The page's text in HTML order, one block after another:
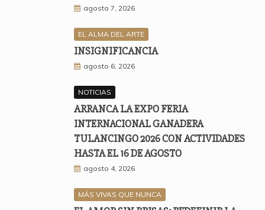
agosto 7, 2026
EL ALMA DEL ARTE
INSIGNIFICANCIA
agosto 6, 2026
NOTICIAS
ARRANCA LA EXPO FERIA
INTERNACIONAL GANADERA
TULANCINGO 2026 CON ACTIVIDADES
HASTA EL 16 DE AGOSTO
agosto 4, 2026
MÁS VIVAS QUE NUNCA